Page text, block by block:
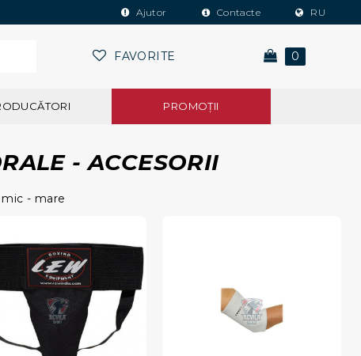
Ajutor Contacte RU
FAVORITE 0
PROMOŢII
- ACCESORII
- mare